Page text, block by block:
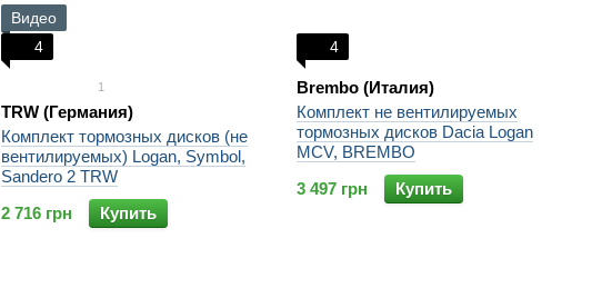
Видео
4
1
TRW (Германия)
Комплект тормозных дисков (не
вентилируемых) Logan, Symbol,
Sandero 2 TRW
2 716 грн
Купить
4
Brembo (Италия)
Комплект не вентилируемых
тормозных дисков Dacia Logan
MCV, BREMBO
3 497 грн
Купить